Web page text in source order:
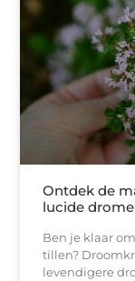
Ontdek de
lucide
Ben je klaar
tillen?
levendigere